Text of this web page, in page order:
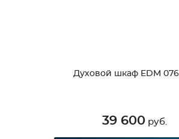
Духовой шкаф EDM
39 600 руб.